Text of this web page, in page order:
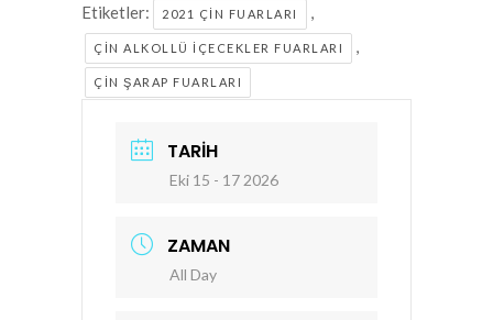
Etiketler: 2021 ÇIN FUARLARI ,
ÇIN ALKOLLÜ İÇECEKLER FUARLARI ,
ÇIN ŞARAP FUARLARI
TARIH
Eki 15 - 17 2026
ZAMAN
All Day